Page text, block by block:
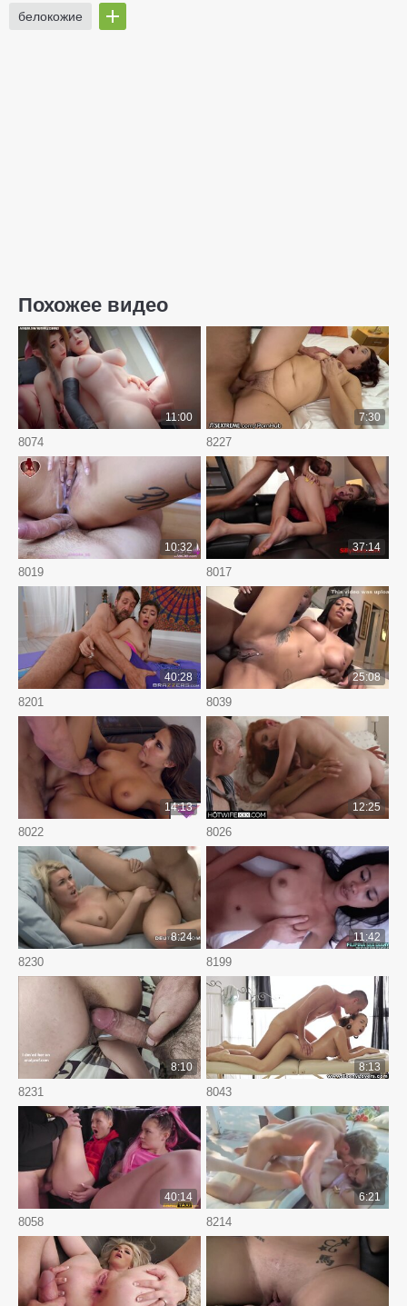
белокожие
Похожее видео
8074
11:00
8227
7:30
8019
10:32
8017
37:14
8201
40:28
8039
25:08
8022
14:13
8026
12:25
8230
8:24
8199
11:42
8231
8:10
8043
8:13
8058
40:14
8214
6:21